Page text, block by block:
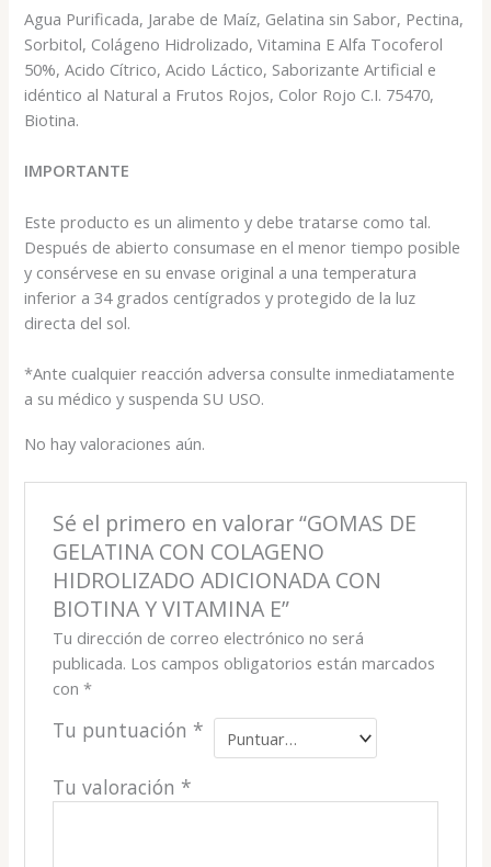
Agua Purificada, Jarabe de Maíz, Gelatina sin Sabor, Pectina,
Sorbitol, Colágeno Hidrolizado, Vitamina E Alfa Tocoferol
50%, Acido Cítrico, Acido Láctico, Saborizante Artificial e
idéntico al Natural a Frutos Rojos, Color Rojo C.I. 75470,
Biotina.
IMPORTANTE
Este producto es un alimento y debe tratarse como tal.
Después de abierto consumase en el menor tiempo posible
y consérvese en su envase original a una temperatura
inferior a 34 grados centígrados y protegido de la luz
directa del sol.
*Ante cualquier reacción adversa consulte inmediatamente
a su médico y suspenda SU USO.
No hay valoraciones aún.
Sé el primero en valorar “GOMAS DE
GELATINA CON COLAGENO
HIDROLIZADO ADICIONADA CON
BIOTINA Y VITAMINA E”
Tu dirección de correo electrónico no será
publicada. Los campos obligatorios están marcados
con *
Tu puntuación *
Tu valoración *